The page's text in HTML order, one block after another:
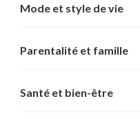
Mode et style de vie
Parentalité et famille
Santé et bien-être